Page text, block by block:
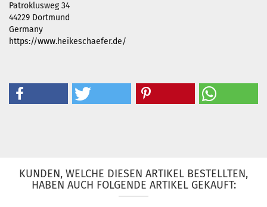
Patroklusweg 34
44229 Dortmund
Germany
https://www.heikeschaefer.de/
KUNDEN, WELCHE DIESEN ARTIKEL BESTELLTEN,
HABEN AUCH FOLGENDE ARTIKEL GEKAUFT: